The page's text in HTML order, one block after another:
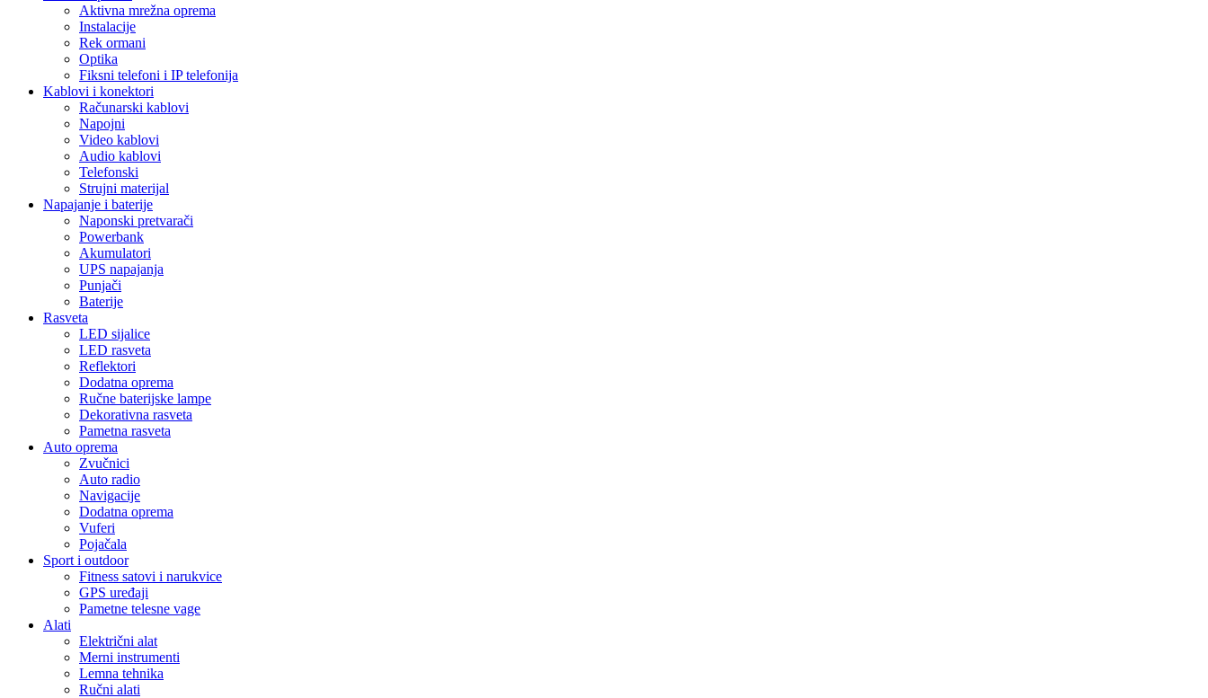
Aktivna mrežna oprema
Instalacije
Rek ormani
Optika
Fiksni telefoni i IP telefonija
Kablovi i konektori
Računarski kablovi
Napojni
Video kablovi
Audio kablovi
Telefonski
Strujni materijal
Napajanje i baterije
Naponski pretvarači
Powerbank
Akumulatori
UPS napajanja
Punjači
Baterije
Rasveta
LED sijalice
LED rasveta
Reflektori
Dodatna oprema
Ručne baterijske lampe
Dekorativna rasveta
Pametna rasveta
Auto oprema
Zvučnici
Auto radio
Navigacije
Dodatna oprema
Vuferi
Pojačala
Sport i outdoor
Fitness satovi i narukvice
GPS uređaji
Pametne telesne vage
Alati
Električni alat
Merni instrumenti
Lemna tehnika
Ručni alati